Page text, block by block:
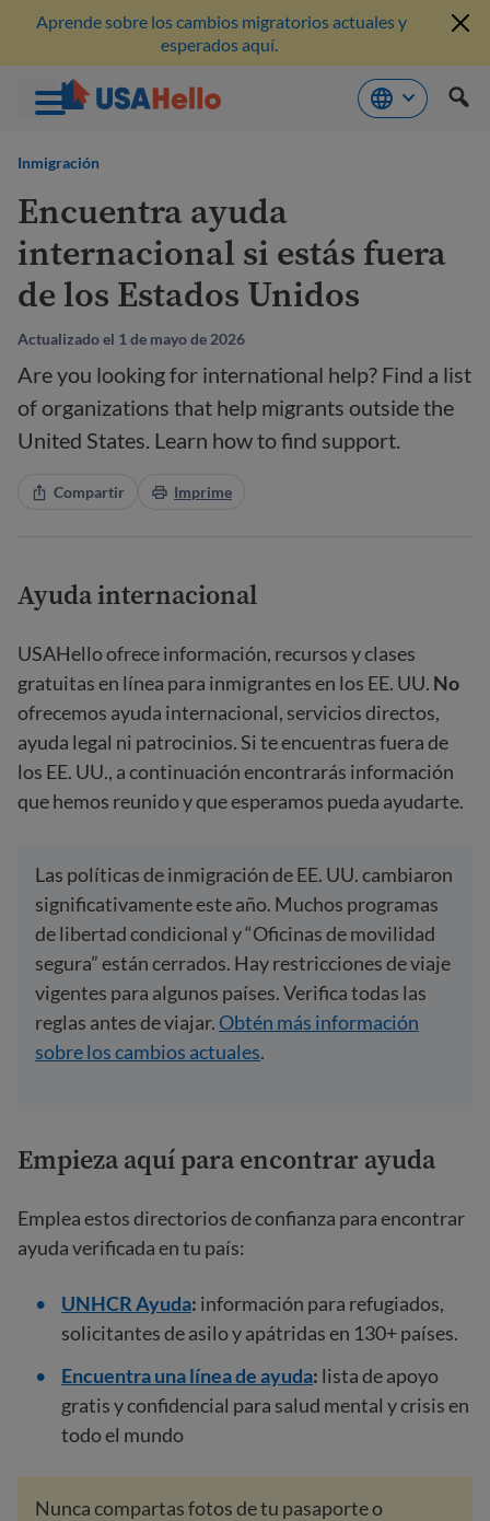
Aprende sobre los cambios migratorios actuales y
esperados aquí.
Inmigración
Encuentra ayuda
internacional si estás fuera
de los Estados Unidos
Actualizado el 1 de mayo de 2026
Are you looking for international help? Find a list
of organizations that help migrants outside the
United States. Learn how to find support.
Compartir Imprime
Ayuda internacional
USAHello ofrece información, recursos y clases
gratuitas en línea para inmigrantes en los EE. UU. No
ofrecemos ayuda internacional, servicios directos,
ayuda legal ni patrocinios. Si te encuentras fuera de
los EE. UU., a continuación encontrarás información
que hemos reunido y que esperamos pueda ayudarte.
Las políticas de inmigración de EE. UU. cambiaron
significativamente este año. Muchos programas
de libertad condicional y “Oficinas de movilidad
segura” están cerrados. Hay restricciones de viaje
vigentes para algunos países. Verifica todas las
reglas antes de viajar. Obtén más información
sobre los cambios actuales.
Empieza aquí para encontrar ayuda
Emplea estos directorios de confianza para encontrar
ayuda verificada en tu país:
UNHCR Ayuda: información para refugiados,
solicitantes de asilo y apátridas en 130+ países.
Encuentra una línea de ayuda: lista de apoyo
gratis y confidencial para salud mental y crisis en
todo el mundo
Nunca compartas fotos de tu pasaporte o